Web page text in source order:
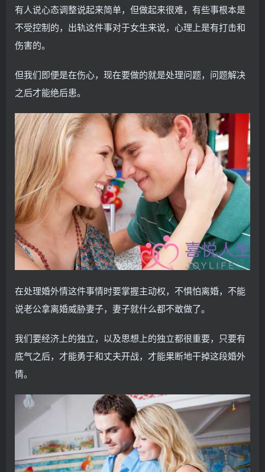
有人说心态调整说起来简单，但做起来很难，有些事根本是
不受控制的，出轨这件事对于女生来说，心理上是有打击和
伤害的。
但我们即便是在伤心，现在要做的就是处理问题，问题解决
之后才能绝后患。
在处理婚外情这件事情时要掌握主动权，不惧怕离婚，不能
说老公拿离婚威胁妻子，妻子就什么都不敢做了。
我们要经济上的独立，以及思想上的独立都很重要，只要有
底气之后，才能勇于和丈夫开战，才能果断地干掉这段婚外
情。